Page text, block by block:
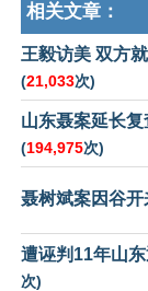
相关文章：
王毅访美 双方
(21,033次)
山东聂案延长
(194,975次)
聂树斌案因谷
遭诬判11年山
次)